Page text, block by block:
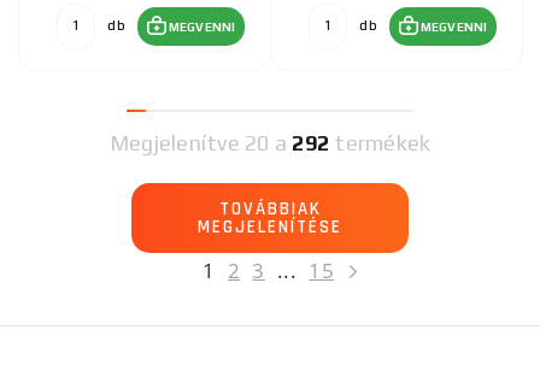
db MEGVENNI db MEGVENNI
1 2 3 ... 15
Megjelenítve 20 a 292 termékek
TOVÁBBIAK
MEGJELENÍTÉSE